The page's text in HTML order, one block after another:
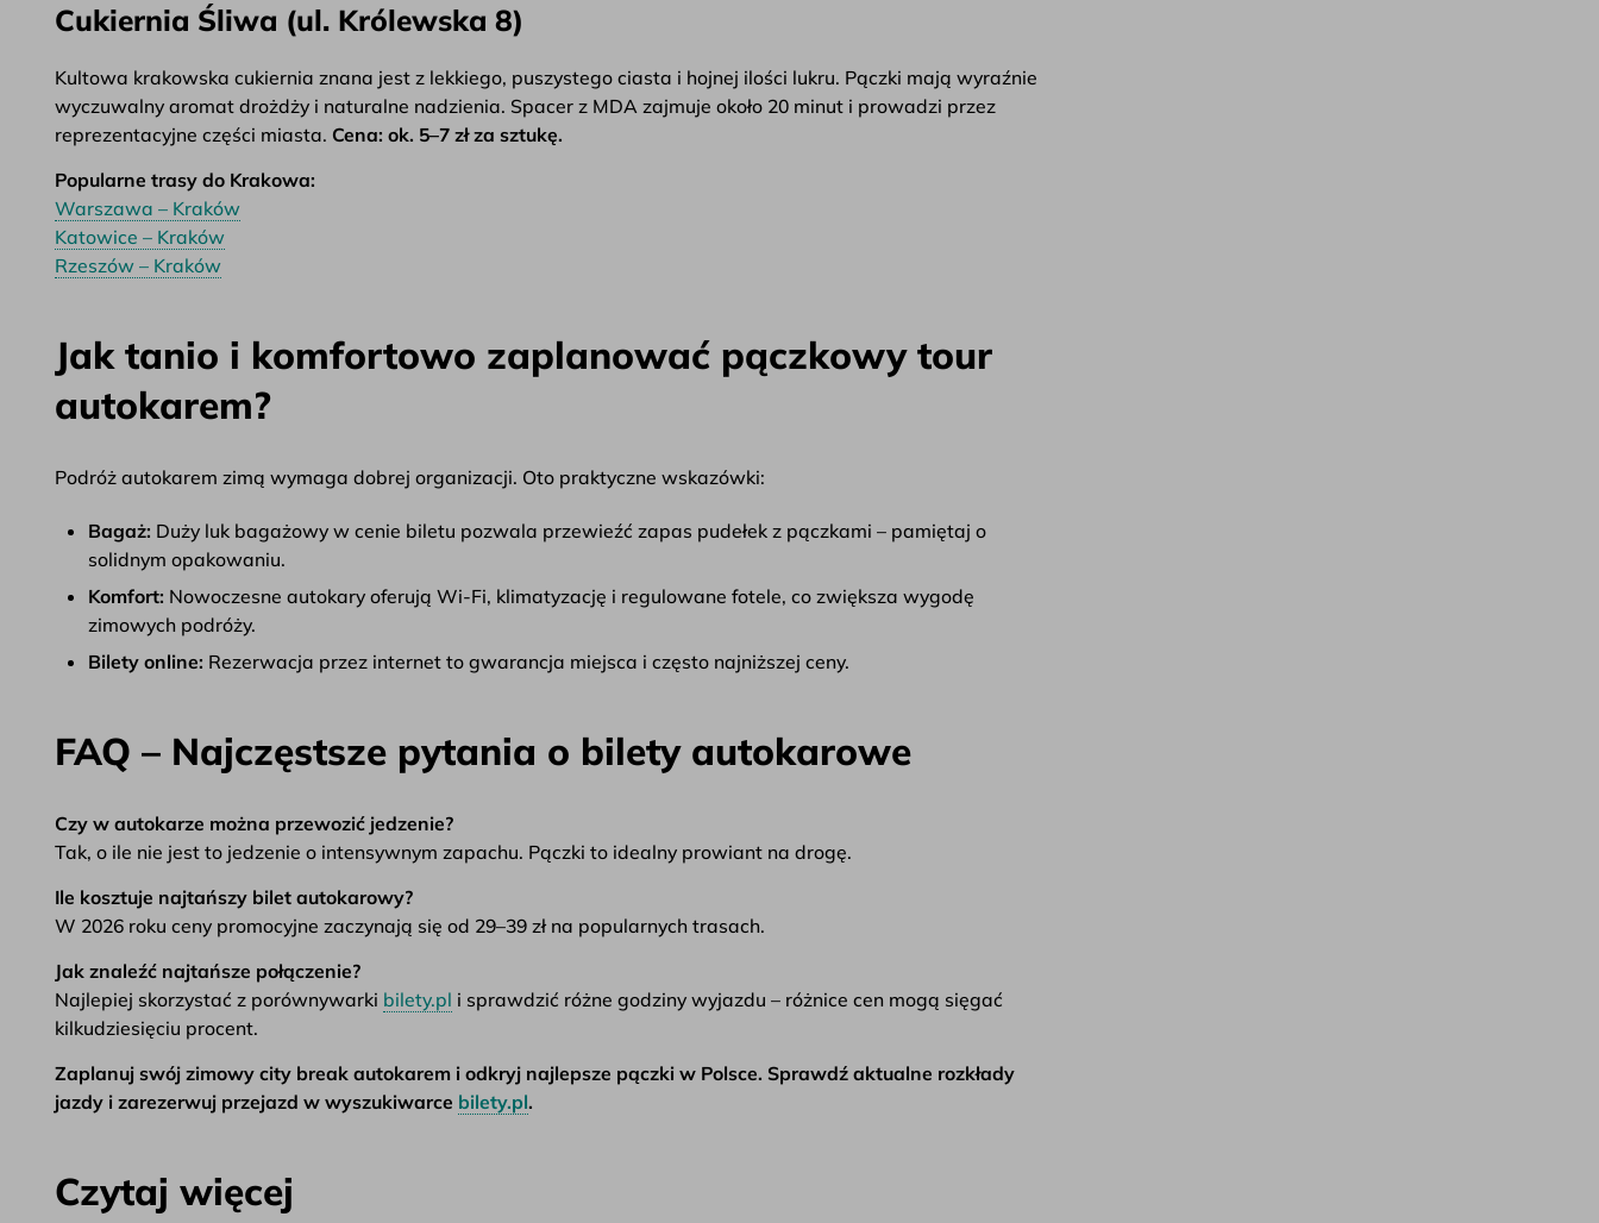
Cukiernia Śliwa (ul. Królewska 8)
Kultowa krakowska cukiernia znana jest z lekkiego, puszystego ciasta i hojnej ilości lukru. Pączki mają wyraźnie
wyczuwalny aromat drożdży i naturalne nadzienia. Spacer z MDA zajmuje około 20 minut i prowadzi przez
reprezentacyjne części miasta. Cena: ok. 5–7 zł za sztukę.
Popularne trasy do Krakowa:
Warszawa – Kraków
Katowice – Kraków
Rzeszów – Kraków
Jak tanio i komfortowo zaplanować pączkowy tour
autokarem?
Podróż autokarem zimą wymaga dobrej organizacji. Oto praktyczne wskazówki:
Bagaż: Duży luk bagażowy w cenie biletu pozwala przewieźć zapas pudełek z pączkami – pamiętaj o
solidnym opakowaniu.
Komfort: Nowoczesne autokary oferują Wi-Fi, klimatyzację i regulowane fotele, co zwiększa wygodę
zimowych podróży.
Bilety online: Rezerwacja przez internet to gwarancja miejsca i często najniższej ceny.
FAQ – Najczęstsze pytania o bilety autokarowe
Czy w autokarze można przewozić jedzenie?
Tak, o ile nie jest to jedzenie o intensywnym zapachu. Pączki to idealny prowiant na drogę.
Ile kosztuje najtańszy bilet autokarowy?
W 2026 roku ceny promocyjne zaczynają się od 29–39 zł na popularnych trasach.
Jak znaleźć najtańsze połączenie?
Najlepiej skorzystać z porównywarki bilety.pl i sprawdzić różne godziny wyjazdu – różnice cen mogą sięgać
kilkudziesięciu procent.
Zaplanuj swój zimowy city break autokarem i odkryj najlepsze pączki w Polsce. Sprawdź aktualne rozkłady
jazdy i zarezerwuj przejazd w wyszukiwarce bilety.pl.
Czytaj więcej